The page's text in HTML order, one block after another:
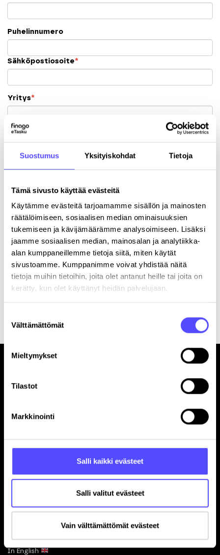
Suostumus Yksityiskohdat Tietoja
Tämä sivusto käyttää evästeitä
Käytämme evästeitä tarjoamamme sisällön ja mainosten
räätälöimiseen, sosiaalisen median ominaisuuksien
tukemiseen ja kävijämäärämme analysoimiseen. Lisäksi
jaamme sosiaalisen median, mainosalan ja analytiikka-
alan kumppaneillemme tietoja siitä, miten käytät
sivustoamme. Kumppanimme voivat yhdistää näitä
tietoja muihin tietoihin, joita olet antanut heille tai joita on
kerätty, kun olet käyttänyt heidän palvelujaan.
valinta
Välttämättömät
Mieltymykset
Tilastot
Markkinointi
Salli kaikki evästeet
Salli valitut evästeet
Vain välttämättömät evästeet
Puhelinnumero
Sähköpostiosoite*
Yritys*
Y-tunnus
Postinumero
Sivut
Avoimet työpaikat
Ohjelmistokumppanuus
In English